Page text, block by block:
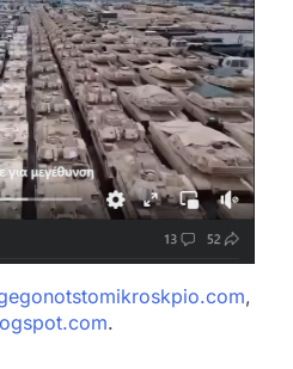
,
.